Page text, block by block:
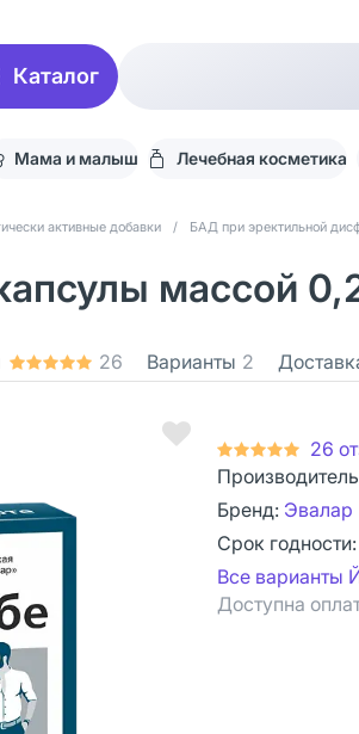
Каталог
Мама и малыш Лечебная косметика
активные добавки / БАД при эректильной
массой
26 Варианты 2
26
Бренд: Эвалар
Срок годности:
Все варианты
Доступна